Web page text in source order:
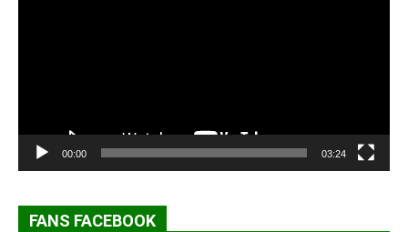
00:00 03:24
FANS FACEBOOK